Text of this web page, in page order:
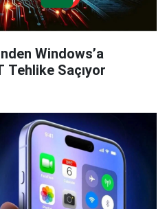
Windows’a
Tehlike Saçıyor